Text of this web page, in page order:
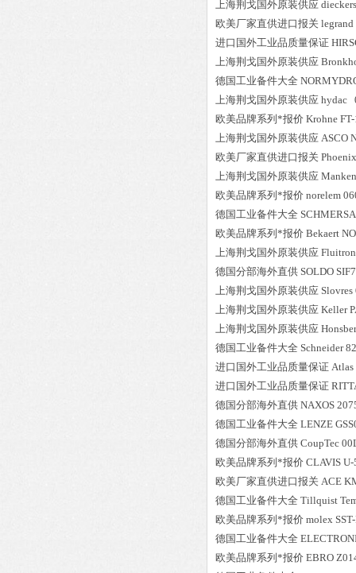
上海荆戈国外原装供应 dieckers
欧美厂家直供进口报关 legrand
进口国外工业品质量保证
上海荆戈国外原装供应
德国工业备件大全
上海荆戈国外原装供应 hydac
欧美品牌系列*报价 Krohne
上海荆戈国外原装供应 ASCO
欧美厂家直供进口报关 Phoenix
上海荆戈国外原装供应
欧美品牌系列*报价 norelem
德国工业备件大全
欧美品牌系列*报价 Bekaert
上海荆戈国外原装供应
德国分部海外直供 SOLDO
上海荆戈国外原装供应 Slovres
上海荆戈国外原装供应 Keller
上海荆戈国外原装供应
德国工业备件大全 Schneider
进口国外工业品质量保证 Atlas
进口国外工业品质量保证
德国分部海外直供 NAXOS
德国工业备件大全 LENZE
德国分部海外直供 CoupTec
欧美品牌系列*报价 CLAVIS U-
欧美厂家直供进口报关 ACE
德国工业备件大全 Tillquist
欧美品牌系列*报价 molex
德国工业备件大全
欧美品牌系列*报价 EBRO